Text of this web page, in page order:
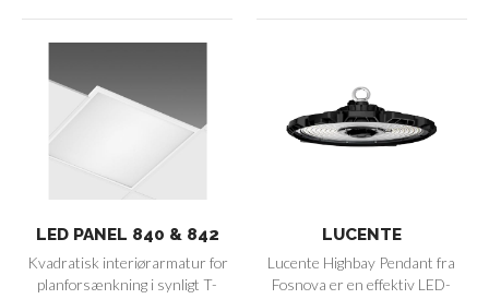
LED PANEL 840 & 842
Kvadratisk interiørarmatur for
planforsænkning i synligt T-
LUCENTE
Lucente Highbay Pendant fra
Fosnova er en effektiv LED-